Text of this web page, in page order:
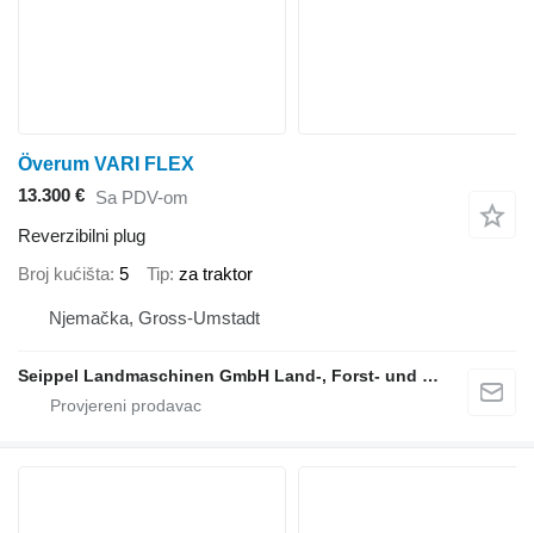
Överum VARI FLEX
13.300 € Sa PDV-om
Reverzibilni plug
Broj kućišta 5 Tip za traktor
Njemačka, Gross-Umstadt
Seippel Landmaschinen GmbH Land-, Forst- und Gartentechnik